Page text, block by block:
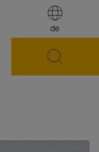
de